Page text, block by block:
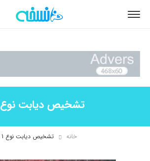
تشخیص دیابت نوع 1
خانه تشخیص دیابت نوع 1